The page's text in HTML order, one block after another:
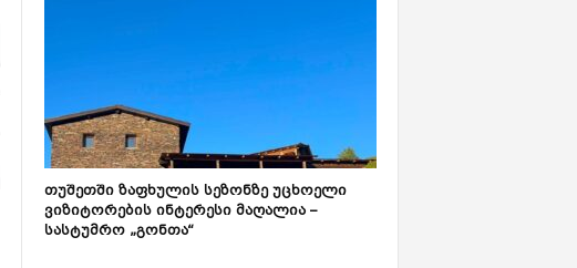
თუშეთში ზაფხულის სეზონზე უცხოელი
ვიზიტორების ინტერესი მაღალია –
სასტუმრო „გონთა“